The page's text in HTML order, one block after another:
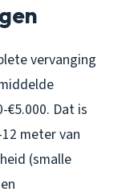
vervanging
€5.000. Dat is
meter van
(smalle